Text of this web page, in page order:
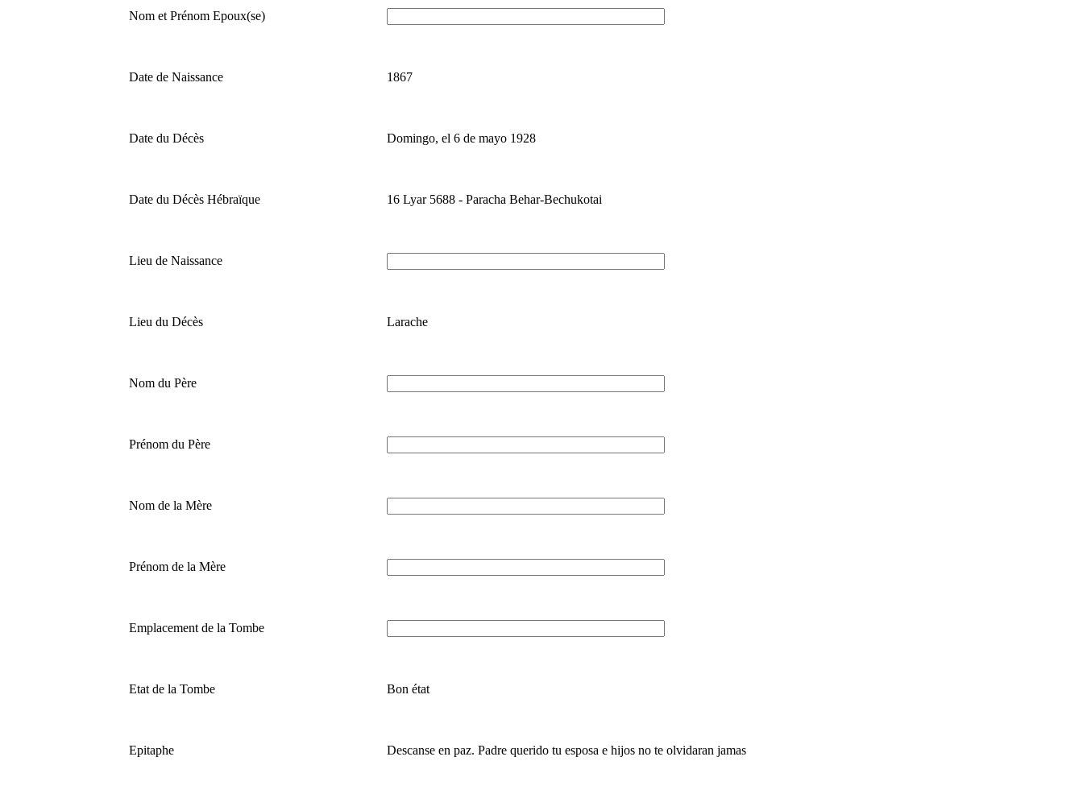
Nom et Prénom Epoux(se)
Date de Naissance 1867
Date du Décès Domingo, el 6 de mayo 1928
Date du Décès Hébraïque 16 Lyar 5688 - Paracha Behar-Bechukotai
Lieu de Naissance
Lieu du Décès Larache
Nom du Père
Prénom du Père
Nom de la Mère
Prénom de la Mère
Emplacement de la Tombe
Etat de la Tombe Bon état
Epitaphe Descanse en paz. Padre querido tu esposa e hijos no te olvidaran jamas